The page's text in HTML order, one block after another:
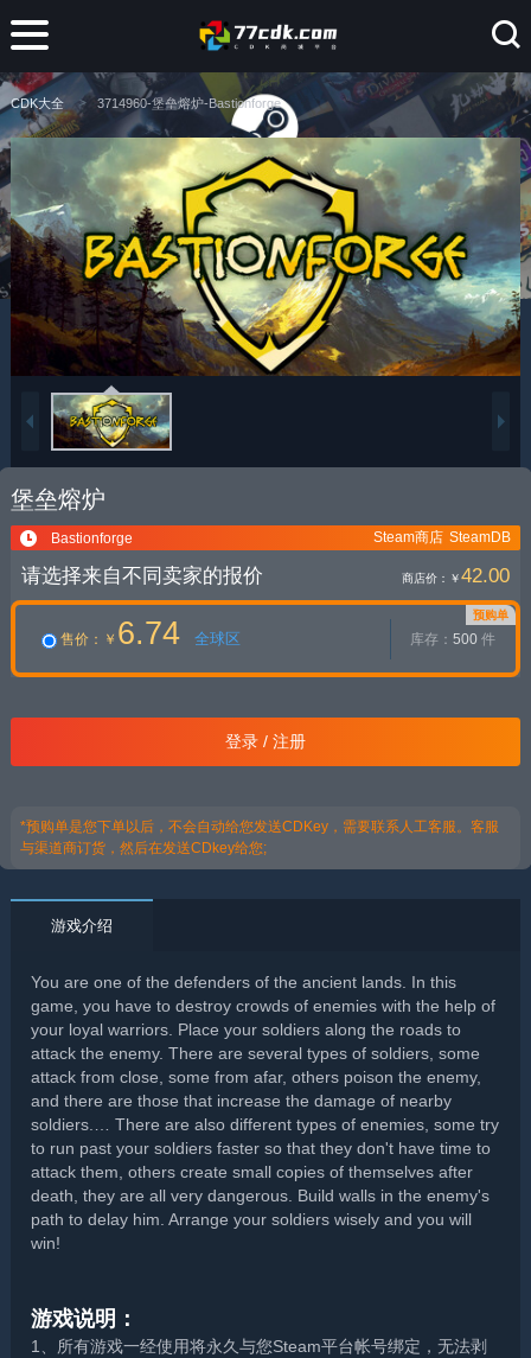
CDK大全 3714960-堡垒熔炉-Bastionforge
堡垒熔炉
Bastionforge SteamDB
Steam商店
请选择来自不同卖家的报价 商店价： ￥42.00
预购单
售价 ：￥ 6.74 全球区 库存： 500件
登录 / 注册
*预购单是您下单以后，不会自动给您发送CDKey，需要联系人工客服。客服
与渠道商订货，然后在发送CDkey给您;
游戏介绍
You are one of the defenders of the ancient lands. In this
game, you have to destroy crowds of enemies with the help of
your loyal warriors. Place your soldiers along the roads to
attack the enemy. There are several types of soldiers, some
attack from close, some from afar, others poison the enemy,
and there are those that increase the damage of nearby
soldiers.… There are also different types of enemies, some try
to run past your soldiers faster so that they don't have time to
attack them, others create small copies of themselves after
death, they are all very dangerous. Build walls in the enemy's
path to delay him. Arrange your soldiers wisely and you will
win!
游戏说明：
1、所有游戏一经使用将永久与您Steam平台帐号绑定，无法剥